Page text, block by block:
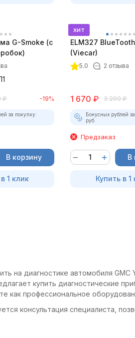
G-Smoke (c
₽ -19%
за покупку:
В корзину
1 клик
хит
ELM327
(Viecar)
5.0 2 отзыва
1 670 ₽ 3 200 ₽
Бонусных рублей
руб.
Предзаказ
В
Купить в 1
на диагностике автомобиля
купить диагностические
как профессиональное
консультация специалиста,